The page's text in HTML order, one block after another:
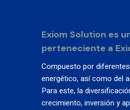
Exiom Solution es
perteneciente a
Compuesto por
energético, así como del
Para este, la
crecimiento, inversión y